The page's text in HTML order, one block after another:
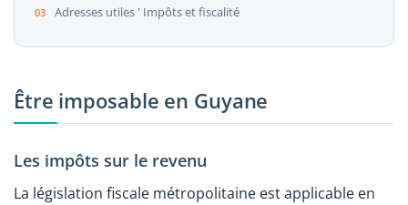
Adresses utiles ' Impôts et fiscalité
Être imposable en Guyane
Les impôts sur le revenu
La législation fiscale métropolitaine est applicable en